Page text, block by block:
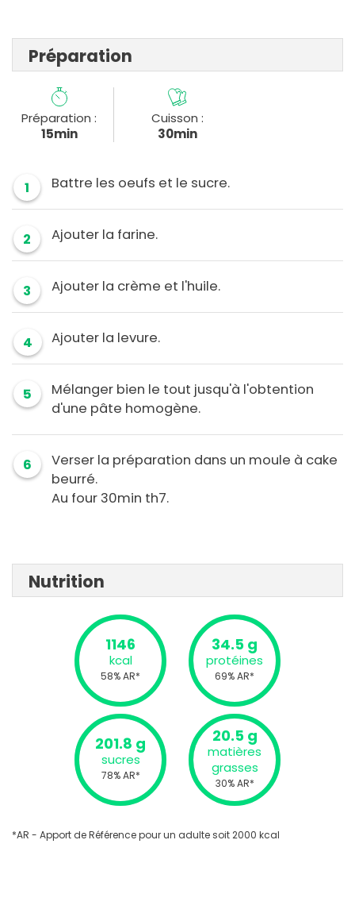
Préparation
Préparation :
15min
Cuisson :
30min
1 Battre les oeufs et le sucre.
2 Ajouter la farine.
3 Ajouter la crème et l'huile.
4 Ajouter la levure.
5
Mélanger bien le tout jusqu'à l'obtention
d'une pâte homogène.
6
Verser la préparation dans un moule à cake
beurré.
Au four 30min th7.
Nutrition
1146
kcal
58% AR*
34.5 g
protéines
69% AR*
201.8 g
sucres
78% AR*
20.5 g
matières
grasses
30% AR*
*AR - Apport de Référence pour un adulte soit 2000 kcal